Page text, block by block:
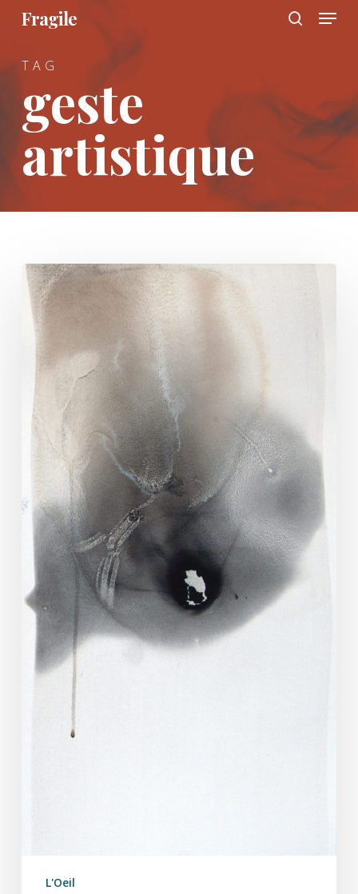
Skip
content
Fragile Menu
TAG
geste
artistique
Sédiment
4/4
L'Oeil